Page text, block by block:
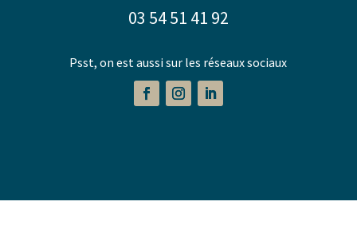
03 54 51 41 92
Psst, on est aussi sur les réseaux sociaux